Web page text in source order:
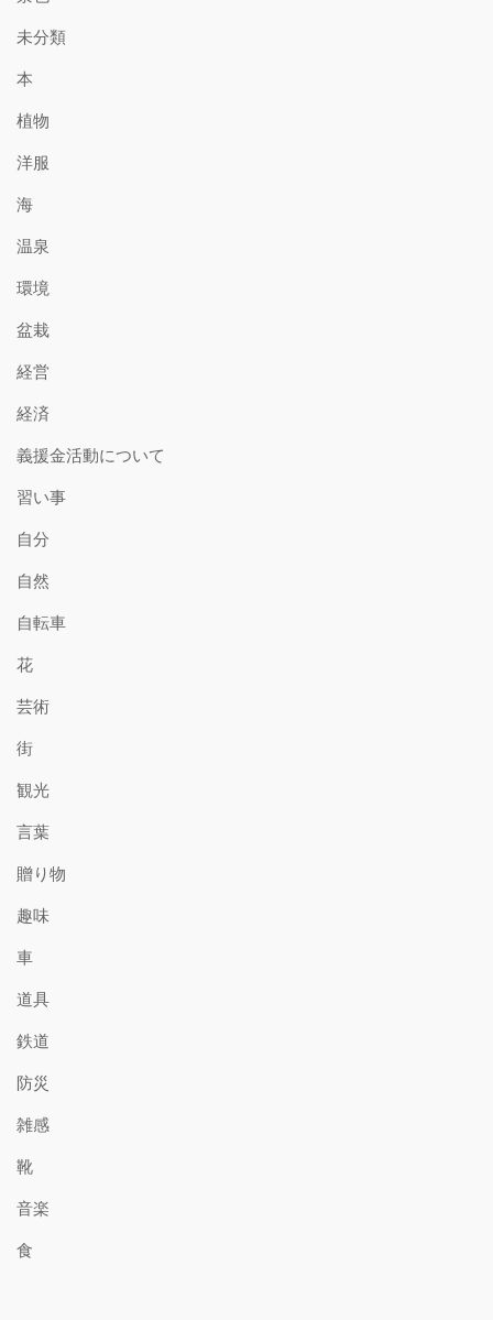
未分類
本
植物
洋服
海
温泉
環境
盆栽
経営
経済
義援金活動について
習い事
自分
自然
自転車
花
芸術
街
観光
言葉
贈り物
趣味
車
道具
鉄道
防災
雑感
靴
音楽
食